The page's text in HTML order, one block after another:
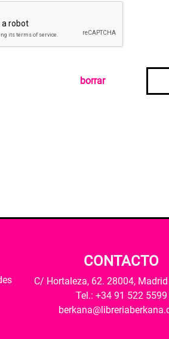
borrar
CONTACTO
C/ Hortaleza, 62. 28004,
Tel.: +34 91 522 5599